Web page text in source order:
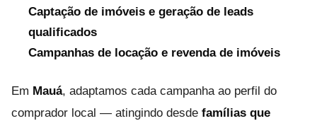
Captação de imóveis e geração de leads
qualificados
Campanhas de locação e revenda de imóveis
Em Mauá, adaptamos cada campanha ao perfil do
comprador local — atingindo desde famílias que